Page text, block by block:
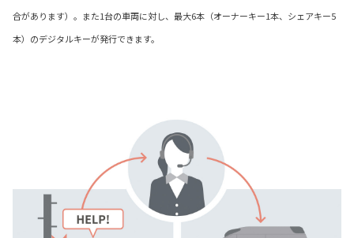
合があります）。また1台の車両に対し、最大6本（オーナーキー1本、シェアキー5
本）のデジタルキーが発行できます。